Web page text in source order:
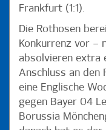
Frankfurt (1:1).
Die Rothosen
Konkurrenz vor –
absolvieren extra
Anschluss an
eine Englische
gegen Bayer 04
Borussia